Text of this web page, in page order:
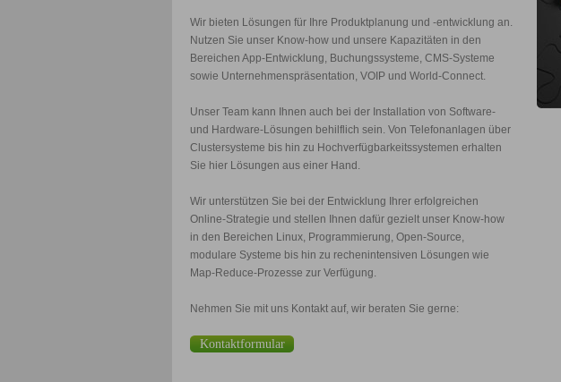
Wir bieten Lösungen für Ihre Produktplanung und -entwicklung an.
Nutzen Sie unser Know-how und unsere Kapazitäten in den
Bereichen App-Entwicklung, Buchungssysteme, CMS-Systeme
sowie Unternehmenspräsentation, VOIP und World-Connect.
Unser Team kann Ihnen auch bei der Installation von Software-
und Hardware-Lösungen behilflich sein. Von Telefonanlagen über
Clustersysteme bis hin zu Hochverfügbarkeitssystemen erhalten
Sie hier Lösungen aus einer Hand.
Wir unterstützen Sie bei der Entwicklung Ihrer erfolgreichen
Online-Strategie und stellen Ihnen dafür gezielt unser Know-how
in den Bereichen Linux, Programmierung, Open-Source,
modulare Systeme bis hin zu rechenintensiven Lösungen wie
Map-Reduce-Prozesse zur Verfügung.
Nehmen Sie mit uns Kontakt auf, wir beraten Sie gerne:
Kontaktformular